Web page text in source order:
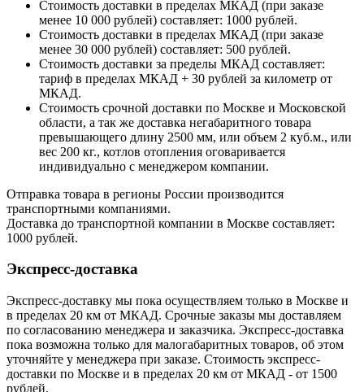
Стоимость доставки в пределах МКАД (при заказе
менее 10 000 рублей) составляет: 1000 рублей.
Стоимость доставки в пределах МКАД (при заказе
менее 30 000 рублей) составляет: 500 рублей.
Стоимость доставки за пределы МКАД составляет:
тариф в пределах МКАД + 30 рублей за километр от
МКАД.
Стоимость срочной доставки по Москве и Московской
области, а так же доставка негабаритного товара
превышающего длину 2500 мм, или объем 2 куб.м., или
вес 200 кг., котлов отопления оговаривается
индивидуально с менеджером компании.
Отправка товара в регионы России производится
транспортными компаниями.
Доставка до транспортной компании в Москве составляет:
1000 рублей.
Экспресс-доставка
Экспресс-доставку мы пока осуществляем только в Москве и
в пределах 20 км от МКАД. Срочные заказы мы доставляем
по согласованию менеджера и заказчика. Экспресс-доставка
пока возможна только для малогабаритных товаров, об этом
уточняйте у менеджера при заказе. Стоимость экспресс-
доставки по Москве и в пределах 20 км от МКАД - от 1500
рублей.